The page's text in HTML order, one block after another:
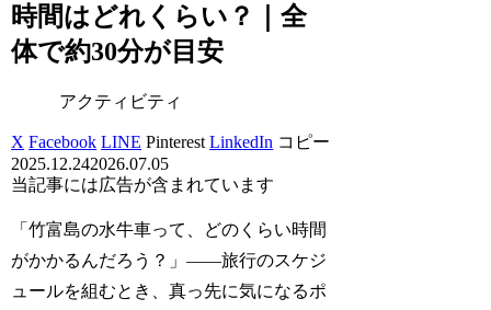
時間はどれくらい？｜全
体で約30分が目安
アクティビティ
X Facebook LINE Pinterest LinkedIn コピー
2025.12.242026.07.05
当記事には広告が含まれています
「竹富島の水牛車って、どのくらい時間
がかかるんだろう？」――旅行のスケジ
ュールを組むとき、真っ先に気になるポ